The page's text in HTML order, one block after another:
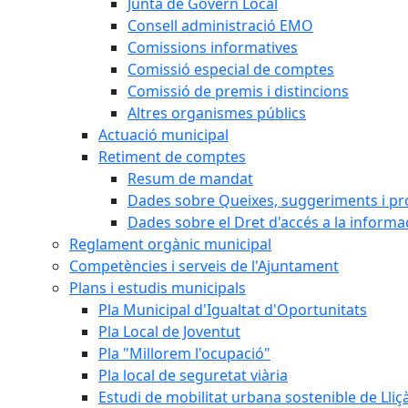
Consell administració EMO
Comissions informatives
Comissió especial de comptes
Comissió de premis i distincions
Altres organismes públics
Actuació municipal
Retiment de comptes
Resum de mandat
Dades sobre Queixes, suggeriments i
Dades sobre el Dret d'accés a la
Reglament orgànic municipal
Competències i serveis de l'Ajuntament
Plans i estudis municipals
Pla Municipal d'Igualtat d'Oportunitats
Pla Local de Joventut
Pla "Millorem l'ocupació"
Pla local de seguretat viària
Estudi de mobilitat urbana sostenible de